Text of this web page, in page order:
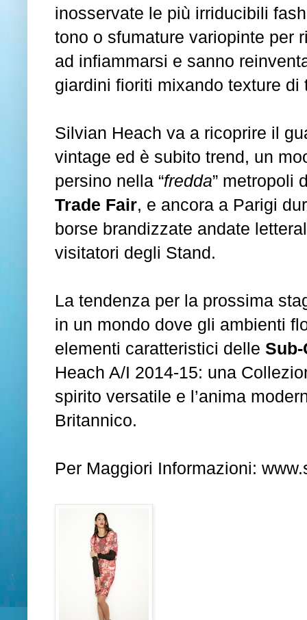
inosservate le più irriducibili
tono o sfumature variopinte per
ad infiammarsi e sanno
giardini fioriti mixando texture
Silvian Heach va a ricoprire il
vintage ed è subito trend, un
persino nella “fredda” metropoli
Trade Fair, e ancora a Parigi
borse brandizzate andate
visitatori degli Stand.
La tendenza per la prossima
in un mondo dove gli ambienti
elementi caratteristici delle
Heach A/I 2014-15: una
spirito versatile e l’anima
Britannico.
Per Maggiori Informazioni: